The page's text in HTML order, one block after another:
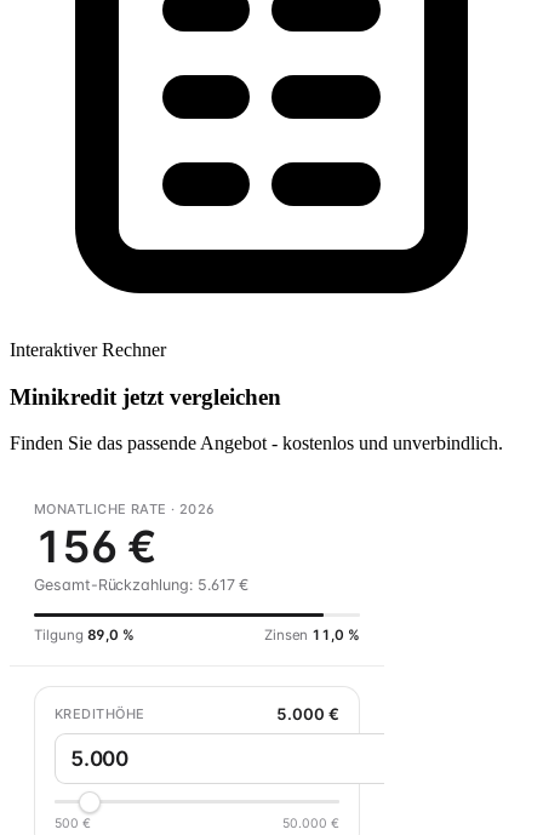
Interaktiver Rechner
Minikredit jetzt vergleichen
Finden Sie das passende Angebot - kostenlos und unverbindlich.